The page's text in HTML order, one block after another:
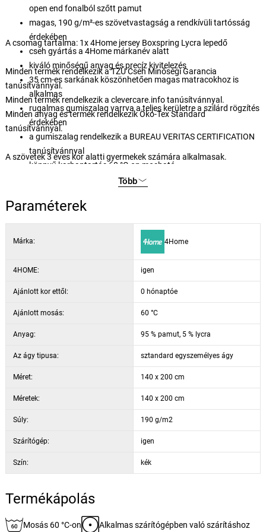
open end fonalból szőtt pamut
magas, 190 g/m²-es szövetvastagság a rendkívüli tartósság
érdekében
cseh gyártás a 4Home márkanév alatt
kiváló minőségű anyag és precíz kivitelezés
35 cm-es sarkának köszönhetően magas matracokhoz is
alkalmas
rugalmas gumiszalag varrva a teljes kerületre a szilárd rögzítés
érdekében
a gumiszalag rendelkezik a BUREAU VERITAS CERTIFICATION
tanúsítvánnyal
könnyű karbantartás 60 °C-on mosható
szárítógépben szárítható, kíméletes programon
A csomag tartalma: 1x 4Home jersey Boxspring Lycra lepedő
Minden termék rendelkezik a TZÚ Cseh Minőségi Garancia
tanúsítvánnyal.
Minden termék rendelkezik a clevercare.info tanúsítvánnyal.
Minden anyag és termék rendelkezik Öko-Tex Standard
tanúsítvánnyal.
A szövetek 3 éves kor alatti gyermekek számára alkalmasak.
Több
Paraméterek
Márka: 4Home
4HOME: igen
Ajánlott kor ettől: 0 hónaptóe
Ajánlott mosás: 60 °C
Anyag: 95 % pamut, 5 % lycra
Az ágy tipusa: sztandard egyszemélyes ágy
Méret: 140 x 200 cm
Méretek: 140 x 200 cm
Súly: 190 g/m2
Szárítógép: igen
Szín: kék
Termékápolás
Mosás 60 °C-on Alkalmas szárítógépben való szárításhoz